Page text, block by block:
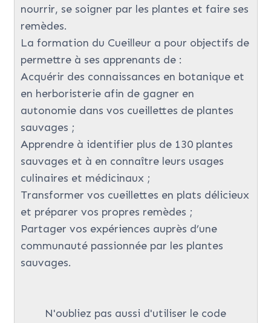
nourrir, se soigner par les plantes et faire ses
remèdes.
La formation du Cueilleur a pour objectifs de
permettre à ses apprenants de :
Acquérir des connaissances en botanique et
en herboristerie afin de gagner en
autonomie dans vos cueillettes de plantes
sauvages ;
Apprendre à identifier plus de 130 plantes
sauvages et à en connaître leurs usages
culinaires et médicinaux ;
Transformer vos cueillettes en plats délicieux
et préparer vos propres remèdes ;
Partager vos expériences auprès d’une
communauté passionnée par les plantes
sauvages.
N'oubliez pas aussi d'utiliser le code